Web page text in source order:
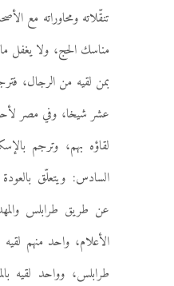
تنقّلاته ومحاوراته مع
مناسك الحج، ولا يغفل
بمن لقيه من الرجال،
عشر شيخا، وفي مصر
لقاؤه بهم، وترجم
السادس: ويتعلّق
عن طريق طرابلس
الأعلام، واحد منهم لقيه
طرابلس، وواحد لقيه